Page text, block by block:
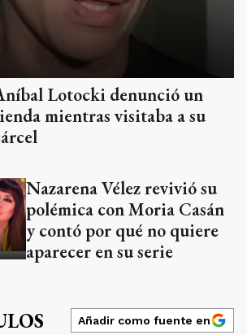
Lotocki denunció un
mientras visitaba a su
Nazarena Vélez revivió su
polémica con Moria Casán
y contó por qué no quiere
aparecer en su serie
Añadir como fuente en